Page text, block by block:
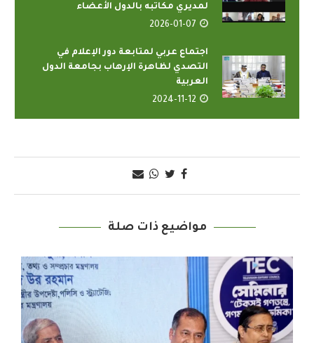
لمديري مكاتبه بالدول الأعضاء
2026-01-07
اجتماع عربي لمتابعة دور الإعلام في
التصدي لظاهرة الإرهاب بجامعة الدول
العربية
2024-11-12
مواضيع ذات صلة